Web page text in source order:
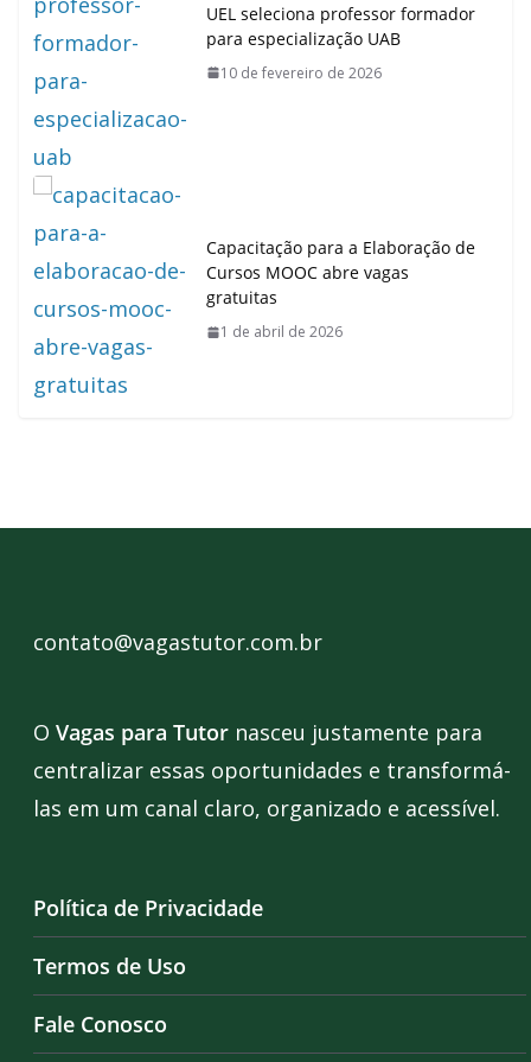
UEL seleciona professor formador
para especialização UAB
10 de fevereiro de 2026
Capacitação para a Elaboração de
Cursos MOOC abre vagas
gratuitas
1 de abril de 2026
contato@vagastutor.com.br
O Vagas para Tutor nasceu justamente para
centralizar essas oportunidades e transformá-
las em um canal claro, organizado e acessível.
Política de Privacidade
Termos de Uso
Fale Conosco